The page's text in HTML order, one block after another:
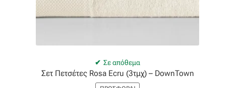
Σε απόθεμα
Σετ Πετσέτες Rosa Ecru (3τμχ) – DownTown